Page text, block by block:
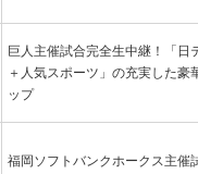
巨人主催試合完全生中継！「日
＋人気スポーツ」の充実した豪
ップ
福岡ソフトバンクホークス主催